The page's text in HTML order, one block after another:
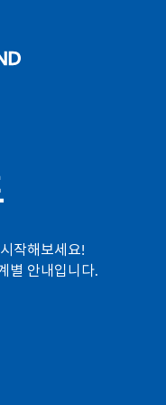
작해보세요!
별 안내입니다.